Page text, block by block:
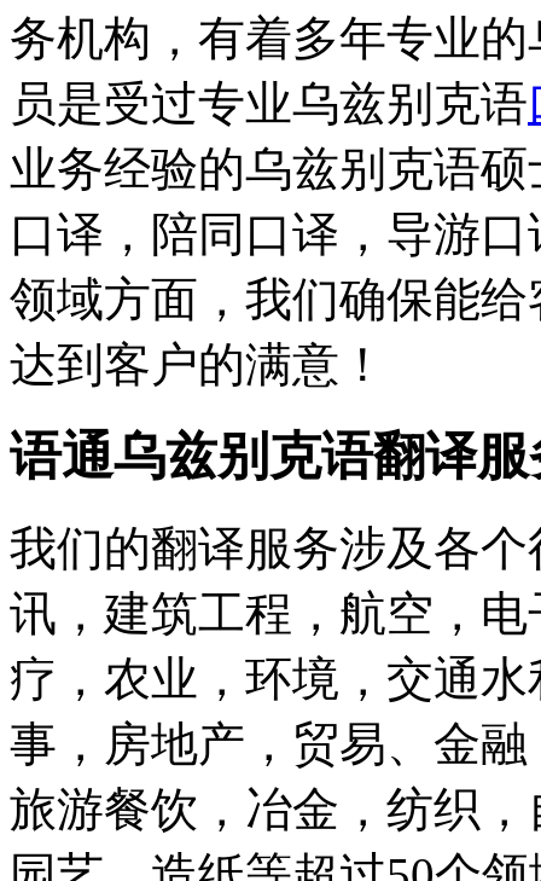
务机构，有着多年专业
员是受过专业乌兹别克语
业务经验的乌兹别克语
口译，陪同口译，导游
领域方面，我们确保能
达到客户的满意！
语通乌兹别克语翻译
我们的翻译服务涉及各
讯，建筑工程，航空，
疗，农业，环境，交通
事，房地产，贸易、金
旅游餐饮，冶金，纺织